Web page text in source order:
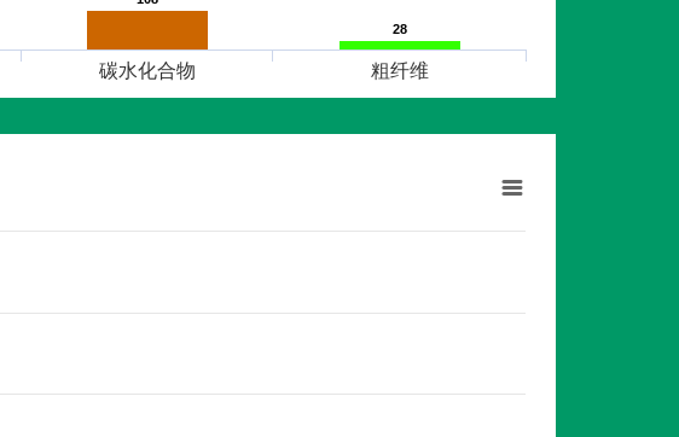
28
28
碳水化合物 粗纤维